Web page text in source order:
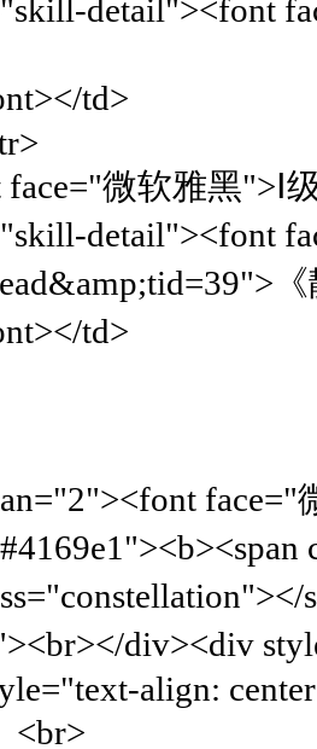
detail"><font
td>
微软雅黑">Ⅰ
detail"><font
td>
face="
div><div
align:
<br>